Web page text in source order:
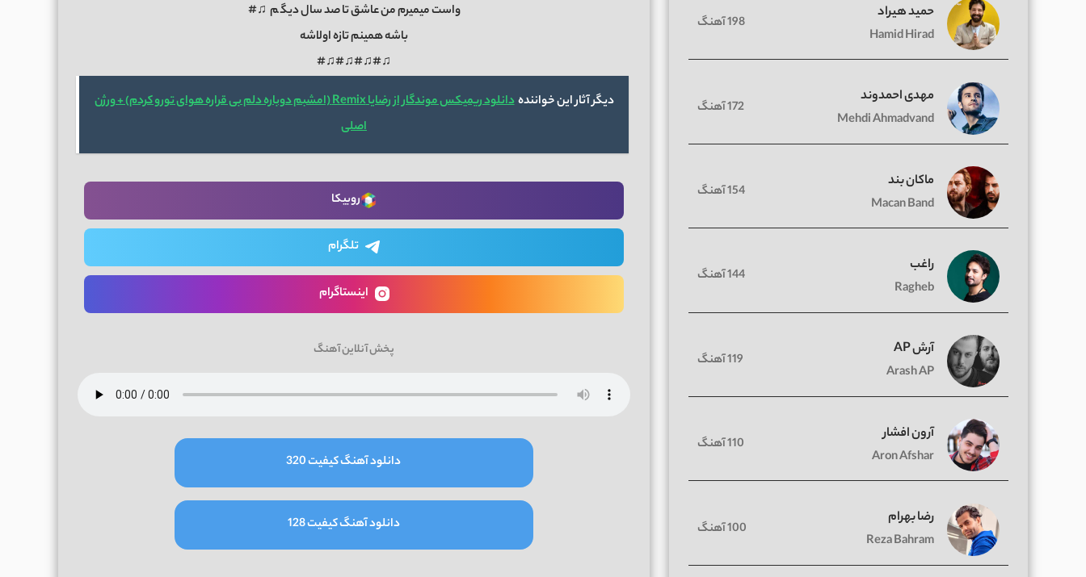
واست میمیرم من عاشق تا صد سال دیگم ♫#
باشه همینم تازه اولاشه
♫#♫#♫#♫#
دیگر آثار این خواننده
دانلود ریمیکس موندگار از رضایا Remix (امشبم دوباره دلم بی قراره هوای تورو کردم) + ورژن
اصلی
روبیکا
تلگرام
اینستاگرام
پخش آنلاین آهنگ
دانلود آهنگ کیفیت 320
دانلود آهنگ کیفیت 128
حمید هیراد
Hamid Hirad
198 آهنگ
مهدی احمدوند
Mehdi Ahmadvand
172 آهنگ
ماکان بند
Macan Band
154 آهنگ
راغب
Ragheb
144 آهنگ
آرش AP
Arash AP
119 آهنگ
آرون افشار
Aron Afshar
110 آهنگ
رضا بهرام
Reza Bahram
100 آهنگ